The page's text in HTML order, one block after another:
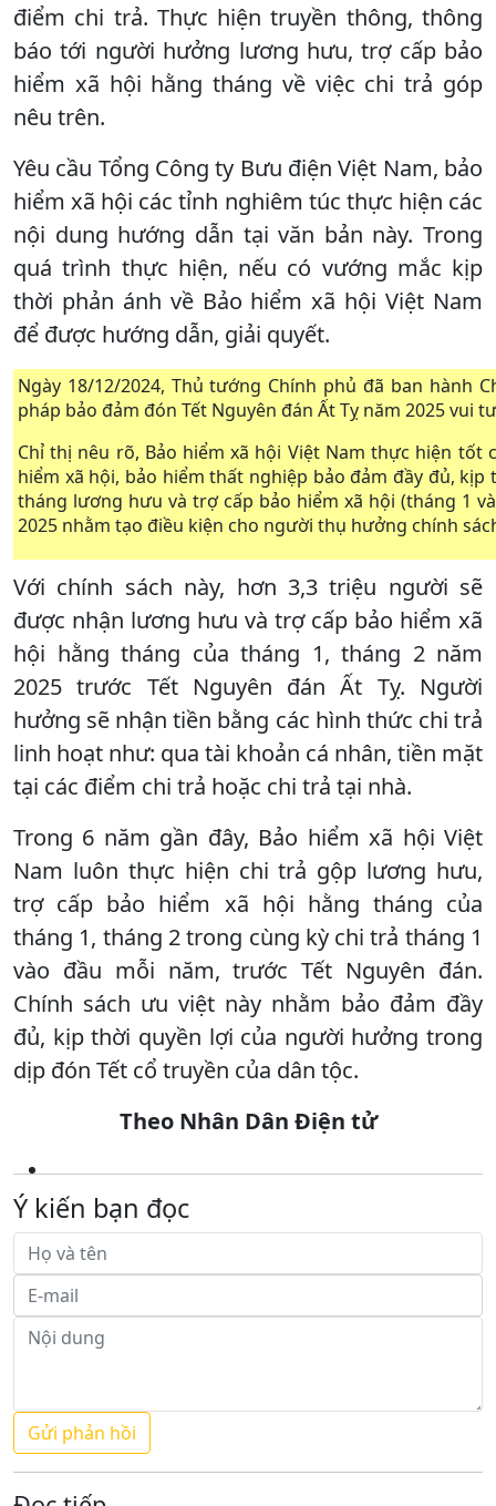
điểm chi trả. Thực hiện truyền thông, thông
báo tới người hưởng lương hưu, trợ cấp bảo
hiểm xã hội hằng tháng về việc chi trả góp
nêu trên.
Yêu cầu Tổng Công ty Bưu điện Việt Nam, bảo
hiểm xã hội các tỉnh nghiêm túc thực hiện các
nội dung hướng dẫn tại văn bản này. Trong
quá trình thực hiện, nếu có vướng mắc kịp
thời phản ánh về Bảo hiểm xã hội Việt Nam
để được hướng dẫn, giải quyết.
Ngày 18/12/2024, Thủ tướng Chính phủ đã ban hành
pháp bảo đảm đón Tết Nguyên đán Ất Tỵ năm 2025 vui
Chỉ thị nêu rõ, Bảo hiểm xã hội Việt Nam thực hiện tốt
hiểm xã hội, bảo hiểm thất nghiệp bảo đảm đầy đủ,
tháng lương hưu và trợ cấp bảo hiểm xã hội (tháng 1
2025 nhằm tạo điều kiện cho người thụ hưởng chính
Với chính sách này, hơn 3,3 triệu người sẽ
được nhận lương hưu và trợ cấp bảo hiểm xã
hội hằng tháng của tháng 1, tháng 2 năm
2025 trước Tết Nguyên đán Ất Tỵ. Người
hưởng sẽ nhận tiền bằng các hình thức chi trả
linh hoạt như: qua tài khoản cá nhân, tiền mặt
tại các điểm chi trả hoặc chi trả tại nhà.
Trong 6 năm gần đây, Bảo hiểm xã hội Việt
Nam luôn thực hiện chi trả gộp lương hưu,
trợ cấp bảo hiểm xã hội hằng tháng của
tháng 1, tháng 2 trong cùng kỳ chi trả tháng 1
vào đầu mỗi năm, trước Tết Nguyên đán.
Chính sách ưu việt này nhằm bảo đảm đầy
đủ, kịp thời quyền lợi của người hưởng trong
dịp đón Tết cổ truyền của dân tộc.
Theo Nhân Dân Điện tử
Ý kiến bạn đọc